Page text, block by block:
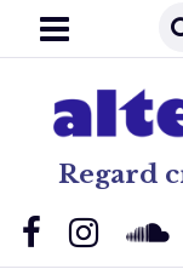
Regard